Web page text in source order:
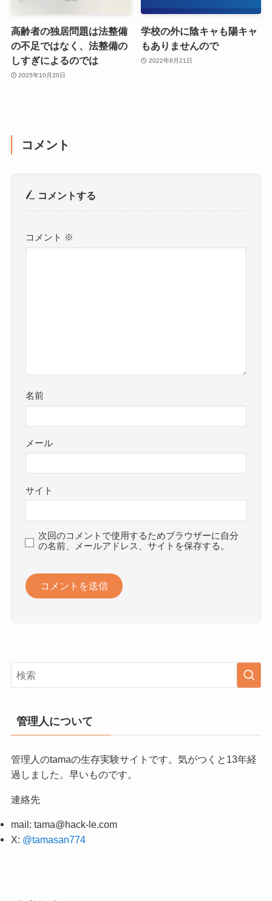
高齢者の独居問題は法整備
の不足ではなく、法整備の
しすぎによるのでは
2025年10月20日
学校の外に陰キャも陽キャ
もありませんので
2022年8月21日
コメント
コメントする
コメント ※
名前
メール
サイト
次回のコメントで使用するためブラウザーに自分
の名前、メールアドレス、サイトを保存する。
管理人について
管理人のtamaの生存実験サイトです。気がつくと13年経
過しました。早いものです。
連絡先
mail: tama@hack-le.com
X: @tamasan774